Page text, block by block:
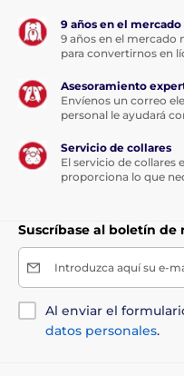
Tecnología
9 años en el mercado
9 años en el mercado
para convertirnos en
Asesoramiento
Envíenos un correo
personal le ayudará
Servicio de collares
El servicio de collares
proporciona lo que
Suscríbase al boletín de
Introduzca aquí su e-
Al enviar el
datos personales.